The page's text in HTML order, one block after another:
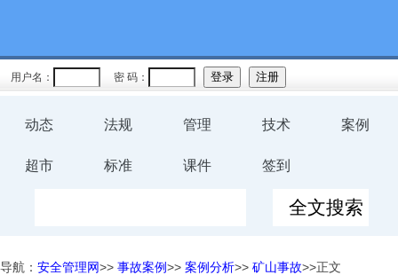
用户名： 密 码：
动态 法规 管理 技术 案例
超市 标准 课件 签到
导航： 安全管理网>> 事故案例>> 案例分析>> 矿山事故>>正文